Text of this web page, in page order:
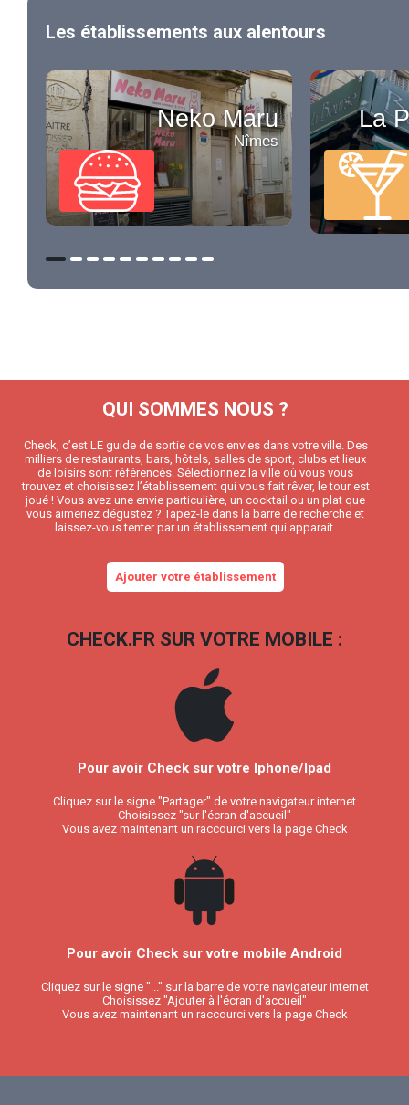
Les établissements aux alentours
Neko Maru
Nîmes
La
QUI SOMMES NOUS ?
Check, c’est LE guide de sortie de vos envies dans votre ville. Des
milliers de restaurants, bars, hôtels, salles de sport, clubs et lieux
de loisirs sont référencés. Sélectionnez la ville où vous vous
trouvez et choisissez l’établissement qui vous fait rêver, le tour est
joué ! Vous avez une envie particulière, un cocktail ou un plat que
vous aimeriez dégustez ? Tapez-le dans la barre de recherche et
laissez-vous tenter par un établissement qui apparait.
Ajouter votre établissement
CHECK.FR SUR VOTRE MOBILE :
Pour avoir Check sur votre Iphone/Ipad
Cliquez sur le signe "Partager" de votre navigateur internet
Choisissez "sur l'écran d'accueil"
Vous avez maintenant un raccourci vers la page Check
Pour avoir Check sur votre mobile Android
Cliquez sur le signe "..." sur la barre de votre navigateur internet
Choisissez "Ajouter à l'écran d'accueil"
Vous avez maintenant un raccourci vers la page Check